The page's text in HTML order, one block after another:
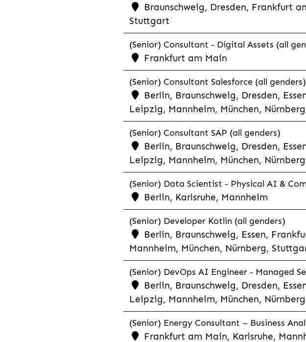
Braunschweig, Dresden, Frankfurt
Stuttgart
(Senior) Consultant - Digital Assets (all
Frankfurt am Main
(Senior) Consultant Salesforce (all genders)
Berlin, Braunschweig, Dresden,
Leipzig, Mannheim, München,
(Senior) Consultant SAP (all genders)
Berlin, Braunschweig, Dresden,
Leipzig, Mannheim, München,
(Senior) Data Scientist - Physical AI &
Berlin, Karlsruhe, Mannheim
(Senior) Developer Kotlin (all genders)
Berlin, Braunschweig, Essen,
Mannheim, München, Nürnberg,
(Senior) DevOps AI Engineer - Managed
Berlin, Braunschweig, Dresden,
Leipzig, Mannheim, München,
(Senior) Energy Consultant – Business
Frankfurt am Main, Karlsruhe,